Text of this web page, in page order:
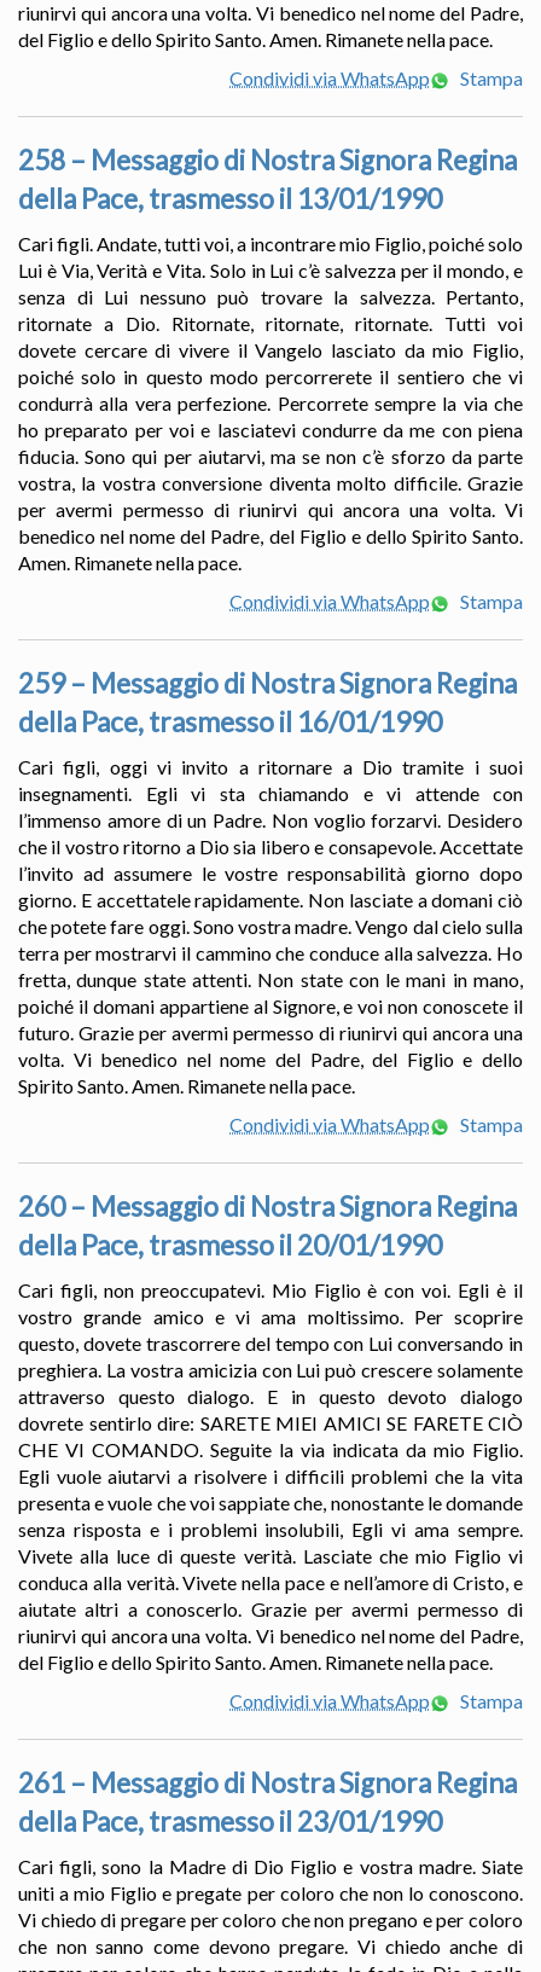
riunirvi qui ancora una volta. Vi benedico nel nome del Padre,
del Figlio e dello Spirito Santo. Amen. Rimanete nella pace.
Condividi via WhatsApp
Stampa
258 – Messaggio di Nostra Signora Regina
della Pace, trasmesso il 13/01/1990
Cari figli. Andate, tutti voi, a incontrare mio Figlio, poiché solo
Lui è Via, Verità e Vita. Solo in Lui c’è salvezza per il mondo, e
senza di Lui nessuno può trovare la salvezza. Pertanto,
ritornate a Dio. Ritornate, ritornate, ritornate. Tutti voi
dovete cercare di vivere il Vangelo lasciato da mio Figlio,
poiché solo in questo modo percorrerete il sentiero che vi
condurrà alla vera perfezione. Percorrete sempre la via che
ho preparato per voi e lasciatevi condurre da me con piena
fiducia. Sono qui per aiutarvi, ma se non c’è sforzo da parte
vostra, la vostra conversione diventa molto difficile. Grazie
per avermi permesso di riunirvi qui ancora una volta. Vi
benedico nel nome del Padre, del Figlio e dello Spirito Santo.
Amen. Rimanete nella pace.
Condividi via WhatsApp
Stampa
259 – Messaggio di Nostra Signora Regina
della Pace, trasmesso il 16/01/1990
Cari figli, oggi vi invito a ritornare a Dio tramite i suoi
insegnamenti. Egli vi sta chiamando e vi attende con
l’immenso amore di un Padre. Non voglio forzarvi. Desidero
che il vostro ritorno a Dio sia libero e consapevole. Accettate
l’invito ad assumere le vostre responsabilità giorno dopo
giorno. E accettatele rapidamente. Non lasciate a domani ciò
che potete fare oggi. Sono vostra madre. Vengo dal cielo sulla
terra per mostrarvi il cammino che conduce alla salvezza. Ho
fretta, dunque state attenti. Non state con le mani in mano,
poiché il domani appartiene al Signore, e voi non conoscete il
futuro. Grazie per avermi permesso di riunirvi qui ancora una
volta. Vi benedico nel nome del Padre, del Figlio e dello
Spirito Santo. Amen. Rimanete nella pace.
Condividi via WhatsApp
Stampa
260 – Messaggio di Nostra Signora Regina
della Pace, trasmesso il 20/01/1990
Cari figli, non preoccupatevi. Mio Figlio è con voi. Egli è il
vostro grande amico e vi ama moltissimo. Per scoprire
questo, dovete trascorrere del tempo con Lui conversando in
preghiera. La vostra amicizia con Lui può crescere solamente
attraverso questo dialogo. E in questo devoto dialogo
dovrete sentirlo dire: SARETE MIEI AMICI SE FARETE CIÒ
CHE VI COMANDO. Seguite la via indicata da mio Figlio.
Egli vuole aiutarvi a risolvere i difficili problemi che la vita
presenta e vuole che voi sappiate che, nonostante le domande
senza risposta e i problemi insolubili, Egli vi ama sempre.
Vivete alla luce di queste verità. Lasciate che mio Figlio vi
conduca alla verità. Vivete nella pace e nell’amore di Cristo, e
aiutate altri a conoscerlo. Grazie per avermi permesso di
riunirvi qui ancora una volta. Vi benedico nel nome del Padre,
del Figlio e dello Spirito Santo. Amen. Rimanete nella pace.
Condividi via WhatsApp
Stampa
261 – Messaggio di Nostra Signora Regina
della Pace, trasmesso il 23/01/1990
Cari figli, sono la Madre di Dio Figlio e vostra madre. Siate
uniti a mio Figlio e pregate per coloro che non lo conoscono.
Vi chiedo di pregare per coloro che non pregano e per coloro
che non sanno come devono pregare. Vi chiedo anche di